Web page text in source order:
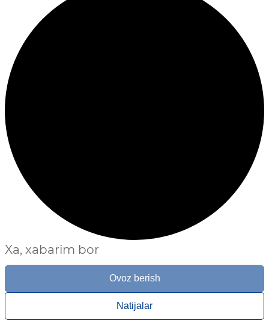
Xa, xabarim bor
Ovoz berish
Natijalar